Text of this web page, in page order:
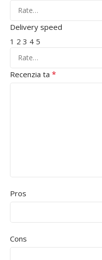
Delivery speed
1 2 3 4 5
Recenzia ta *
Pros
Cons